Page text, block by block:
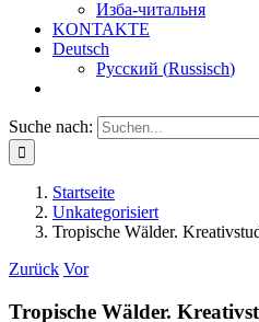
Изба-читальня
KONTAKTE
Deutsch
Русский (Russisch)
Suche nach:
Startseite
Unkategorisiert
Tropische Wälder.
Zurück Vor
Tropische Wälder.